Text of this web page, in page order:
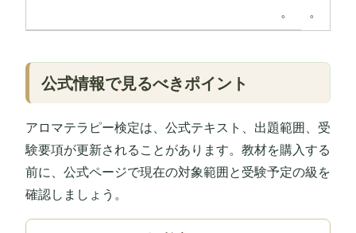
。
。
公式情報で見るべきポイント
アロマテラピー検定は、公式テキスト、出題範囲、受
験要項が更新されることがあります。教材を購入する
前に、公式ページで現在の対象範囲と受験予定の級を
確認しましょう。